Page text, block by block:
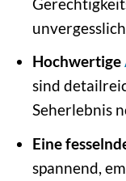
Hochwertige
sind
Seherlebnis
Eine
spannend,